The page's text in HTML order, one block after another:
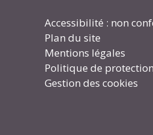
Accessibilité : non
Plan du site
Mentions légales
Politique de
Gestion des cookies